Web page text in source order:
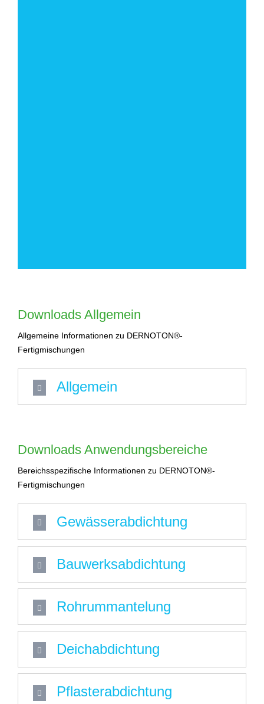
Downloads Allgemein
Allgemeine Informationen zu DERNOTON®-
Fertigmischungen
Allgemein
Downloads Anwendungsbereiche
Bereichsspezifische Informationen zu DERNOTON®-
Fertigmischungen
Gewässerabdichtung
Bauwerksabdichtung
Rohrummantelung
Deichabdichtung
Pflasterabdichtung